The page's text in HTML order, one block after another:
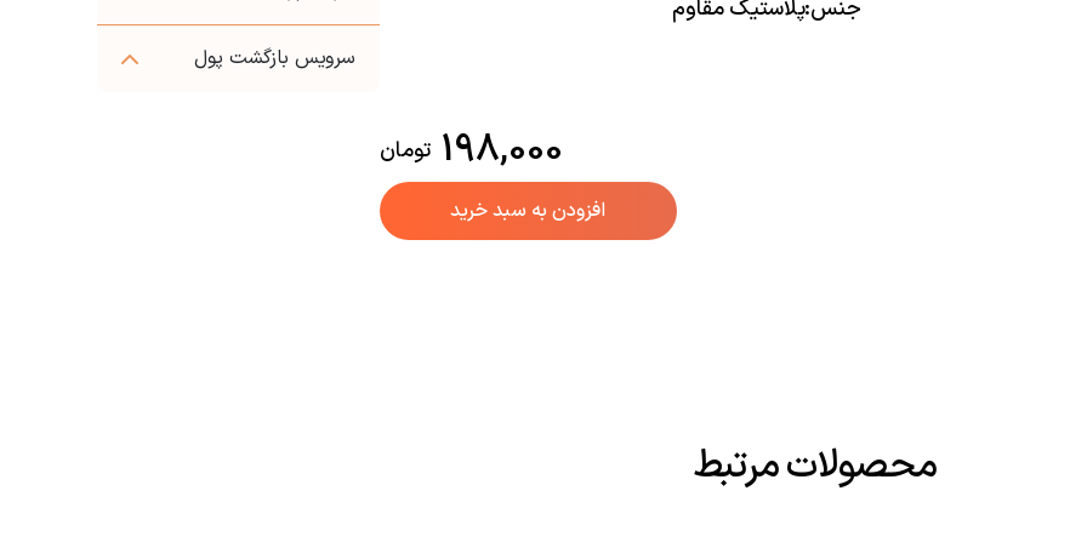
جنس:پلاستیک مقاوم
سرویس بازگشت پول
198,000 تومان
افزودن به سبد خرید
محصولات مرتبط